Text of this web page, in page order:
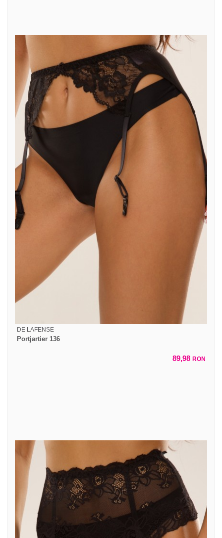
DE LAFENSE
Portjartier 136
89,98 RON